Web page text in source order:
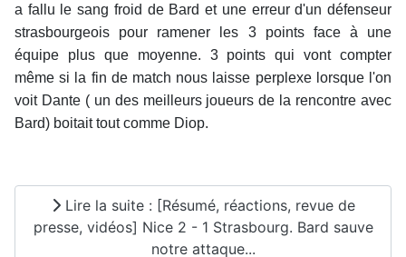
a fallu le sang froid de Bard et une erreur d'un défenseur
strasbourgeois pour ramener les 3 points face à une
équipe plus que moyenne. 3 points qui vont compter
même si la fin de match nous laisse perplexe lorsque l'on
voit Dante ( un des meilleurs joueurs de la rencontre avec
Bard) boitait tout comme Diop.
Lire la suite : [Résumé, réactions, revue de
presse, vidéos] Nice 2 - 1 Strasbourg. Bard sauve
notre attaque...